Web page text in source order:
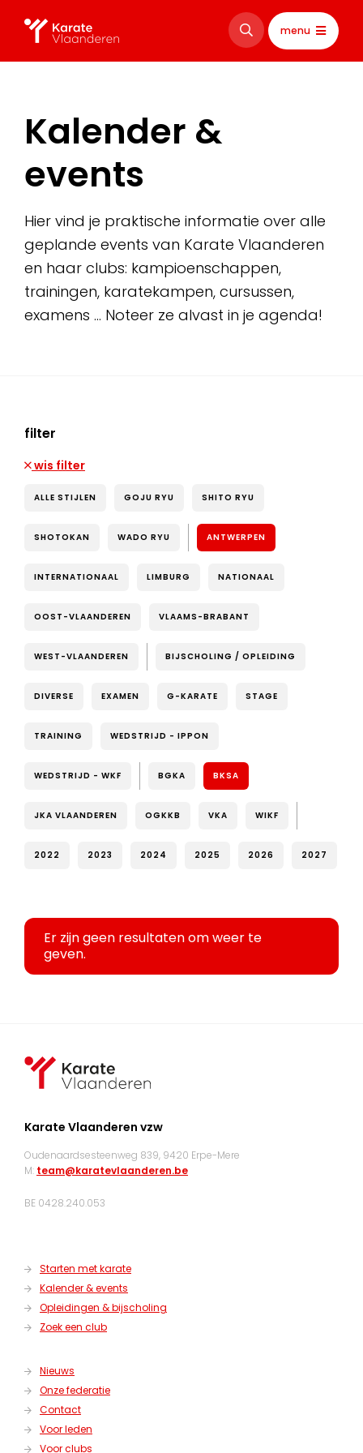
menu
Kalender &
events
Hier vind je praktische informatie over alle
geplande events van Karate Vlaanderen
en haar clubs: kampioenschappen,
trainingen, karatekampen, cursussen,
examens … Noteer ze alvast in je agenda!
filter
wis filter
ALLE STIJLEN GOJU RYU SHITO RYU
SHOTOKAN WADO RYU ANTWERPEN
INTERNATIONAAL LIMBURG NATIONAAL
OOST-VLAANDEREN VLAAMS-BRABANT
WEST-VLAANDEREN BIJSCHOLING / OPLEIDING
DIVERSE EXAMEN G-KARATE STAGE
TRAINING WEDSTRIJD - IPPON
WEDSTRIJD - WKF BGKA BKSA
JKA VLAANDEREN OGKKB VKA WIKF
2022 2023 2024 2025 2026 2027
Er zijn geen resultaten om weer te
geven.
Karate Vlaanderen vzw
Oudenaardsesteenweg 839, 9420 Erpe-Mere
M: team@karatevlaanderen.be
BE 0428.240.053
Starten met karate
Kalender & events
Opleidingen & bijscholing
Zoek een club
Nieuws
Onze federatie
Contact
Voor leden
Voor clubs